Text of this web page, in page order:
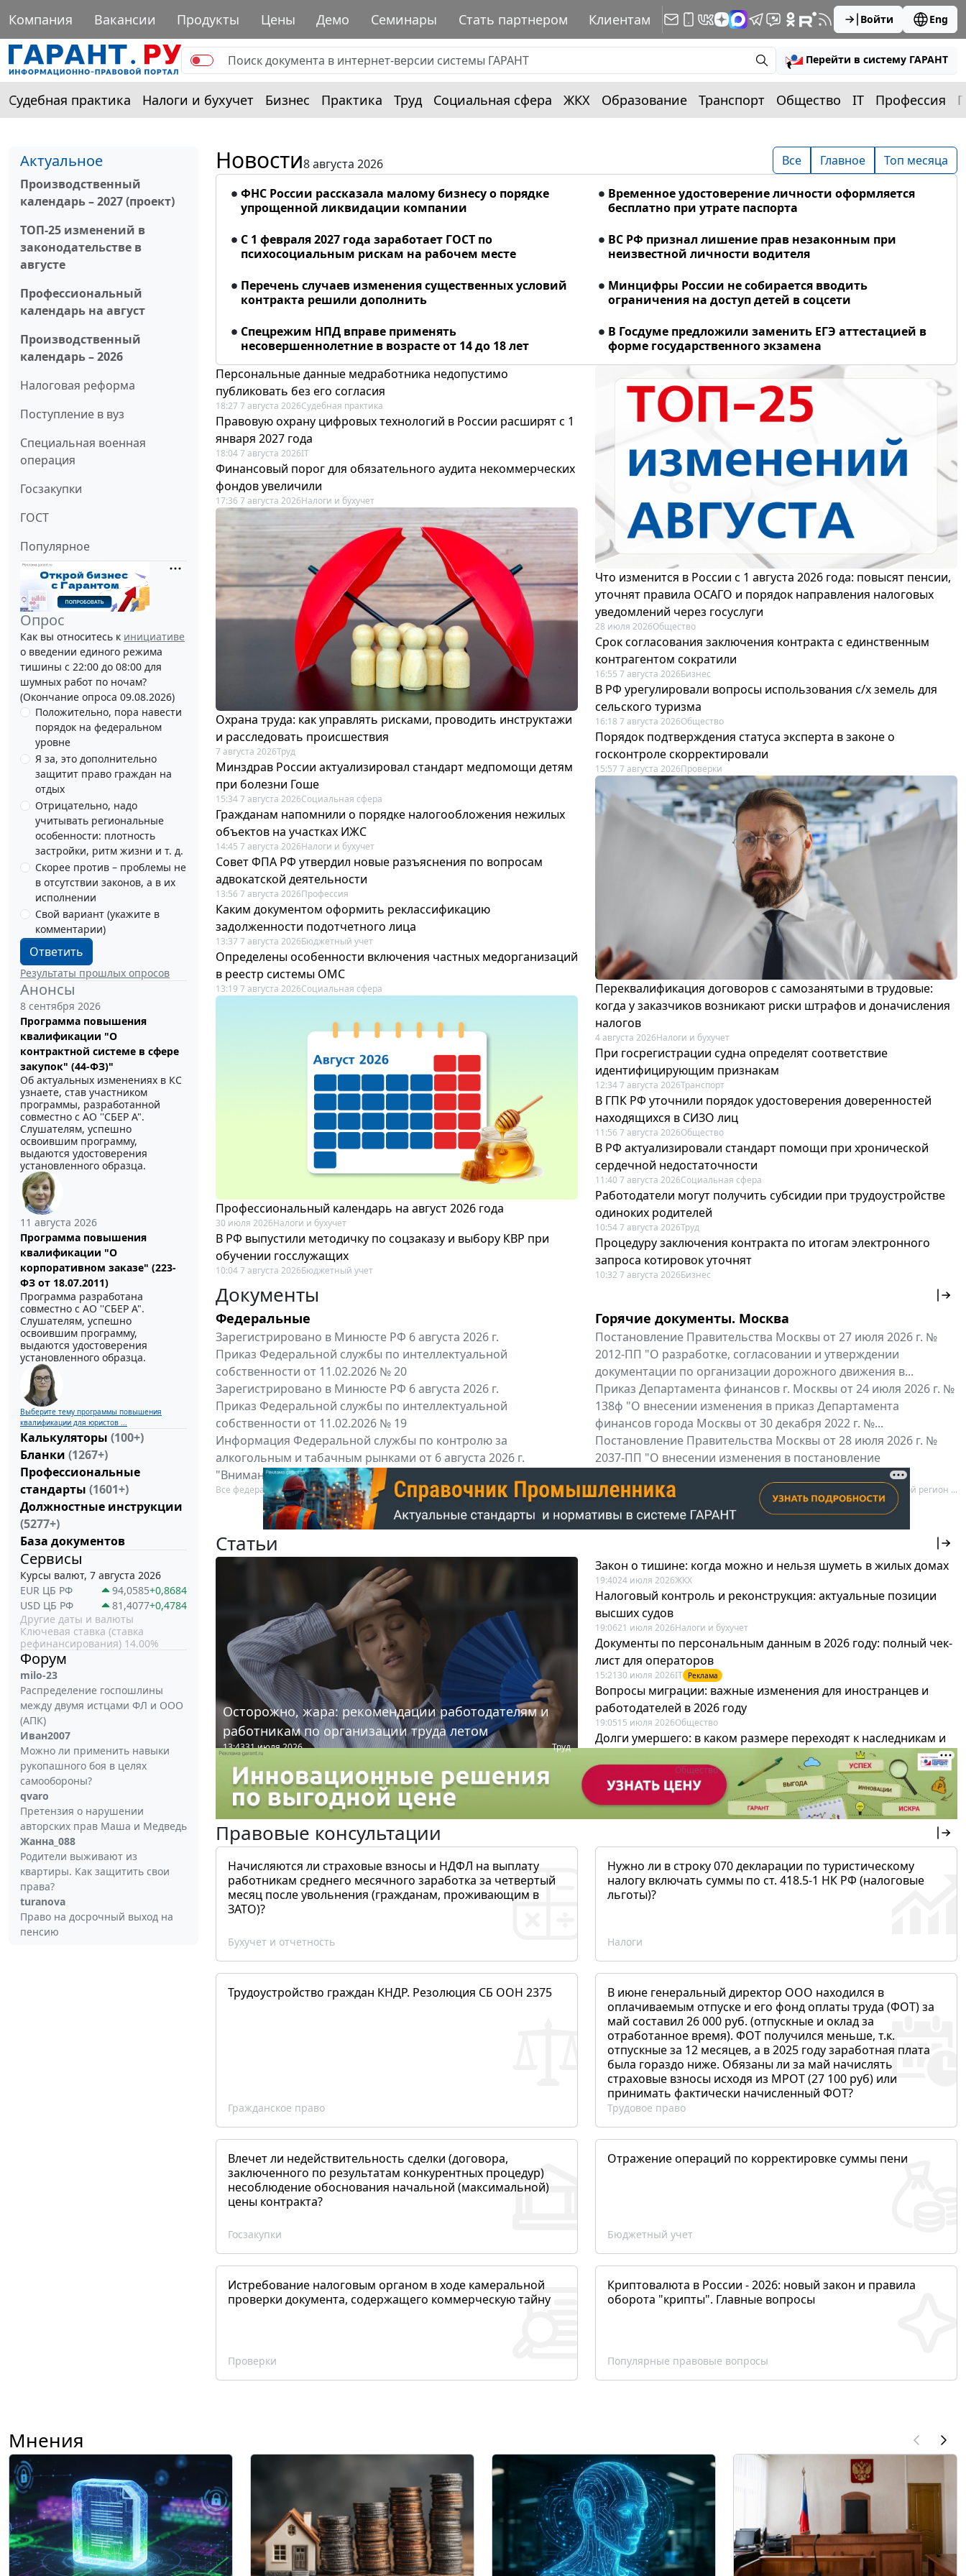
Компания Вакансии Продукты Цены Демо Семинары Стать партнером Клиентам Войти Eng
Перейти в систему ГАРАНТ
Судебная практика Налоги и бухучет Бизнес Практика Труд Социальная сфера ЖКХ Образование Транспорт Общество IT Профессия
Актуальное
Производственный
календарь – 2027 (проект)
ТОП-25 изменений в
законодательстве в
августе
Профессиональный
календарь на август
Производственный
календарь – 2026
Налоговая реформа
Поступление в вуз
Специальная военная
операция
Госзакупки
ГОСТ
Популярное
Опрос
Как вы относитесь к инициативе
о введении единого режима
тишины с 22:00 до 08:00 для
шумных работ по ночам?
(Окончание опроса 09.08.2026)
Положительно, пора навести
порядок на федеральном
уровне
Я за, это дополнительно
защитит право граждан на
отдых
Отрицательно, надо
учитывать региональные
особенности: плотность
застройки, ритм жизни и т. д.
Скорее против – проблемы не
в отсутствии законов, а в их
исполнении
Свой вариант (укажите в
комментарии)
Ответить
Результаты прошлых опросов
Анонсы
8 сентября 2026
Программа повышения
квалификации "О
контрактной системе в сфере
закупок" (44-ФЗ)"
Об актуальных изменениях в КС
узнаете, став участником
программы, разработанной
совместно с АО ''СБЕР А".
Слушателям, успешно
освоившим программу,
выдаются удостоверения
установленного образца.
11 августа 2026
Программа повышения
квалификации "О
корпоративном заказе" (223-
ФЗ от 18.07.2011)
Программа разработана
совместно с АО ''СБЕР А".
Слушателям, успешно
освоившим программу,
выдаются удостоверения
установленного образца.
Выберите тему программы повышения
квалификации для юристов ...
Калькуляторы (100+)
Бланки (1267+)
Профессиональные
стандарты (1601+)
Должностные инструкции
(5277+)
База документов
Сервисы
Курсы валют, 7 августа 2026
EUR ЦБ РФ
94,0585+0,8684
USD ЦБ РФ
81,4077+0,4784
Другие даты и валюты
Ключевая ставка (ставка
рефинансирования) 14.00%
Форум
milo-23
Распределение госпошлины
между двумя истцами ФЛ и ООО
(АПК)
Иван2007
Можно ли применить навыки
рукопашного боя в целях
самообороны?
qvaro
Претензия о нарушении
авторских прав Маша и Медведь
Жанна_088
Родители выживают из
квартиры. Как защитить свои
права?
turanova
Право на досрочный выход на
пенсию
Новости8 августа 2026 Все Главное Топ месяца
ФНС России рассказала малому бизнесу о порядке
упрощенной ликвидации компании
Временное удостоверение личности оформляется
бесплатно при утрате паспорта
С 1 февраля 2027 года заработает ГОСТ по
психосоциальным рискам на рабочем месте
ВС РФ признал лишение прав незаконным при
неизвестной личности водителя
Перечень случаев изменения существенных условий
контракта решили дополнить
Минцифры России не собирается вводить
ограничения на доступ детей в соцсети
Спецрежим НПД вправе применять
несовершеннолетние в возрасте от 14 до 18 лет
В Госдуме предложили заменить ЕГЭ аттестацией в
форме государственного экзамена
Персональные данные медработника недопустимо
публиковать без его согласия
18:27 7 августа 2026Судебная практика
Правовую охрану цифровых технологий в России расширят с 1
января 2027 года
18:04 7 августа 2026IT
Финансовый порог для обязательного аудита некоммерческих
фондов увеличили
17:36 7 августа 2026Налоги и бухучет
Охрана труда: как управлять рисками, проводить инструктажи
и расследовать происшествия
7 августа 2026Труд
Минздрав России актуализировал стандарт медпомощи детям
при болезни Гоше
15:34 7 августа 2026Социальная сфера
Гражданам напомнили о порядке налогообложения нежилых
объектов на участках ИЖС
14:45 7 августа 2026Налоги и бухучет
Совет ФПА РФ утвердил новые разъяснения по вопросам
адвокатской деятельности
13:56 7 августа 2026Профессия
Каким документом оформить реклассификацию
задолженности подотчетного лица
13:37 7 августа 2026Бюджетный учет
Определены особенности включения частных медорганизаций
в реестр системы ОМС
13:19 7 августа 2026Социальная сфера
Профессиональный календарь на август 2026 года
30 июля 2026Налоги и бухучет
В РФ выпустили методичку по соцзаказу и выбору КВР при
обучении госслужащих
10:04 7 августа 2026Бюджетный учет
Что изменится в России с 1 августа 2026 года: повысят пенсии,
уточнят правила ОСАГО и порядок направления налоговых
уведомлений через госуслуги
28 июля 2026Общество
Срок согласования заключения контракта с единственным
контрагентом сократили
16:55 7 августа 2026Бизнес
В РФ урегулировали вопросы использования с/х земель для
сельского туризма
16:18 7 августа 2026Общество
Порядок подтверждения статуса эксперта в законе о
госконтроле скорректировали
15:57 7 августа 2026Проверки
Переквалификация договоров с самозанятыми в трудовые:
когда у заказчиков возникают риски штрафов и доначисления
налогов
4 августа 2026Налоги и бухучет
При госрегистрации судна определят соответствие
идентифицирующим признакам
12:34 7 августа 2026Транспорт
В ГПК РФ уточнили порядок удостоверения доверенностей
находящихся в СИЗО лиц
11:56 7 августа 2026Общество
В РФ актуализировали стандарт помощи при хронической
сердечной недостаточности
11:40 7 августа 2026Социальная сфера
Работодатели могут получить субсидии при трудоустройстве
одиноких родителей
10:54 7 августа 2026Труд
Процедуру заключения контракта по итогам электронного
запроса котировок уточнят
10:32 7 августа 2026Бизнес
Документы
Федеральные
Зарегистрировано в Минюсте РФ 6 августа 2026 г.
Приказ Федеральной службы по интеллектуальной
собственности от 11.02.2026 № 20
Зарегистрировано в Минюсте РФ 6 августа 2026 г.
Приказ Федеральной службы по интеллектуальной
собственности от 11.02.2026 № 19
Информация Федеральной службы по контролю за
алкогольным и табачным рынками от 6 августа 2026 г.
"Вниманию производителей и импортёров алкогольной...
Все федеральные документы
Горячие документы. Москва
Постановление Правительства Москвы от 27 июля 2026 г. №
2012-ПП "О разработке, согласовании и утверждении
документации по организации дорожного движения в...
Приказ Департамента финансов г. Москвы от 24 июля 2026 г. №
138ф "О внесении изменения в приказ Департамента
финансов города Москвы от 30 декабря 2022 г. №...
Постановление Правительства Москвы от 28 июля 2026 г. №
2037-ПП "О внесении изменения в постановление
Правительства Москвы от 26 июля 2011 г. № 334-ПП"
Все региональные документы Мой регион ...
Статьи
Осторожно, жара: рекомендации работодателям и
работникам по организации труда летом
13:4331 июля 2026 Труд
Закон о тишине: когда можно и нельзя шуметь в жилых домах
19:4024 июля 2026ЖКХ
Налоговый контроль и реконструкция: актуальные позиции
высших судов
19:0621 июля 2026Налоги и бухучет
Документы по персональным данным в 2026 году: полный чек-
лист для операторов
15:21 30 июля 2026IT Реклама
Вопросы миграции: важные изменения для иностранцев и
работодателей в 2026 году
19:0515 июля 2026Общество
Долги умершего: в каком размере переходят к наследникам и
19:43 Общество
Правовые консультации
Начисляются ли страховые взносы и НДФЛ на выплату
работникам среднего месячного заработка за четвертый
месяц после увольнения (гражданам, проживающим в
ЗАТО)?
Бухучет и отчетность
Нужно ли в строку 070 декларации по туристическому
налогу включать суммы по ст. 418.5-1 НК РФ (налоговые
льготы)?
Налоги
Трудоустройство граждан КНДР. Резолюция СБ ООН 2375
Гражданское право
В июне генеральный директор ООО находился в
оплачиваемым отпуске и его фонд оплаты труда (ФОТ) за
май составил 26 000 руб. (отпускные и оклад за
отработанное время). ФОТ получился меньше, т.к.
отпускные за 12 месяцев, а в 2025 году заработная плата
была гораздо ниже. Обязаны ли за май начислять
страховые взносы исходя из МРОТ (27 100 руб) или
принимать фактически начисленный ФОТ?
Трудовое право
Влечет ли недействительность сделки (договора,
заключенного по результатам конкурентных процедур)
несоблюдение обоснования начальной (максимальной)
цены контракта?
Госзакупки
Отражение операций по корректировке суммы пени
Бюджетный учет
Истребование налоговым органом в ходе камеральной
проверки документа, содержащего коммерческую тайну
Проверки
Криптовалюта в России - 2026: новый закон и правила
оборота "крипты". Главные вопросы
Популярные правовые вопросы
Мнения